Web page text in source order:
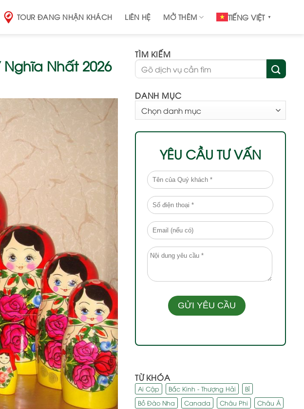
TOUR ĐANG NHẬN KHÁCH LIÊN HỆ MỞ THÊM TIẾNG VIỆT ▼
Nhất 2026
TÌM KIẾM
DANH MỤC
MỤC
YÊU CẦU TƯ VẤN
TỪ KHÓA
Ai Cập Bắc Kinh - Thượng Hải
Bỉ
Bồ Đào Nha
Canada Châu Phi
Châu Á